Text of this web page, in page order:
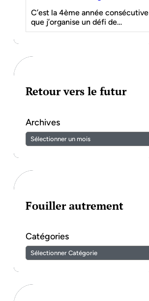
C’est la 4ème année consécutive
que j’organise un défi de…
Retour vers le futur
Archives
Fouiller autrement
Catégories